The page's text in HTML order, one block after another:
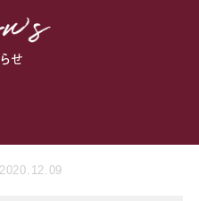
せ
2020.12.09